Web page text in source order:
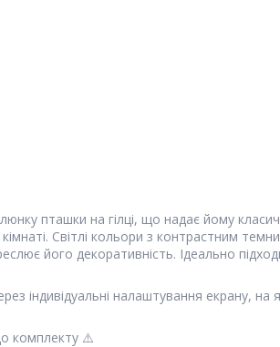
пташки на гілці, що надає йому
Світлі кольори з контрастним
його декоративність. Ідеально
індивідуальні налаштування екрану, на
комплекту ⚠️